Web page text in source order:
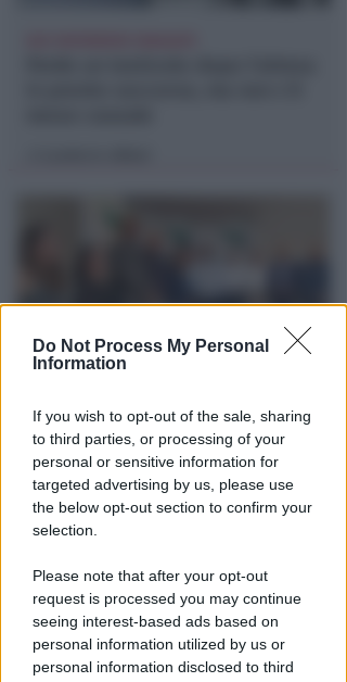
Do Not Process My Personal
Information
If you wish to opt-out of the sale, sharing
to third parties, or processing of your
personal or sensitive information for
targeted advertising by us, please use
the below opt-out section to confirm your
selection.
Please note that after your opt-out
request is processed you may continue
seeing interest-based ads based on
personal information utilized by us or
personal information disclosed to third
Bando hub Urbani: la Regione
aumenta le risorse e finanzia
tutti i progetti